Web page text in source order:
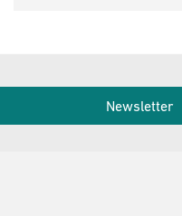
Newsletter